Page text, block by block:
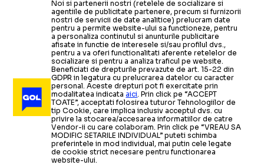
Noi si partenerii nostri (retelele de socializare si
agentiile de publicitate partenere, precum si furnizorii
nostri de servicii de date analitice) prelucram date
pentru a permite website-ului sa functioneze, pentru
a personaliza continutul si anunturile publicitare
afisate in functie de interesele si/sau profilul dvs.,
pentru a va oferi functionalitati aferente retelelor de
socializare si pentru a analiza traficul pe website.
Beneficiati de drepturile prevazute de art. 15-22 din
GDPR in legatura cu prelucrarea datelor cu caracter
personal. Aceste drepturi pot fi exercitate prin
modalitatea indicataaici. Prin click pe “ACCEPT
TOATE”, acceptati folosirea tuturor Tehnologiilor de
tip Cookie, care implica inclusiv acceptul dvs. cu
privire la stocarea/accesarea informatiilor de catre
Vendor-ii cu care colaboram. Prin click pe “VREAU SA
MODIFIC SETARILE INDIVIDUAL” puteti schimba
preferintele in mod individual, mai putin cele legate
de cookie strict necesare pentru functionarea
website-ului.